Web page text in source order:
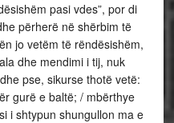
pasi vdes”, por di
përherë në shërbim të
jo vetëm të rëndësishëm,
dhe mendimi i tij, nuk
pse, sikurse thotë vetë:
gurë e baltë; / mbërthye
i shtypun shungullon ma e